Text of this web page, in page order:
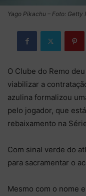
Yago Pikachu – Foto: Getty
O Clube do Remo
viabilizar a
azulina formalizou
pelo jogador, que
rebaixamento na
Com sinal verde do
para sacramentar o
Mesmo com o nome